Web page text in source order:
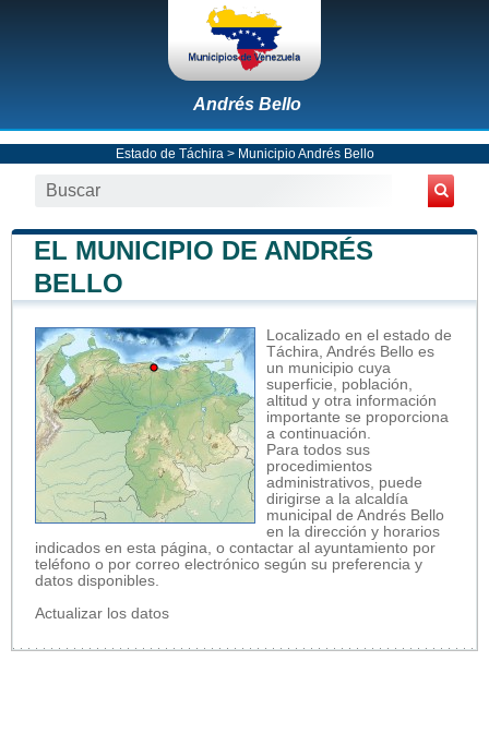
Andrés Bello
Estado de Táchira > Municipio Andrés Bello
EL MUNICIPIO DE ANDRÉS
BELLO
Localizado en el estado de
Táchira, Andrés Bello es
un municipio cuya
superficie, población,
altitud y otra información
importante se proporciona
a continuación.
Para todos sus
procedimientos
administrativos, puede
dirigirse a la alcaldía
municipal de Andrés Bello
en la dirección y horarios
indicados en esta página, o contactar al ayuntamiento por
teléfono o por correo electrónico según su preferencia y
datos disponibles.
Actualizar los datos